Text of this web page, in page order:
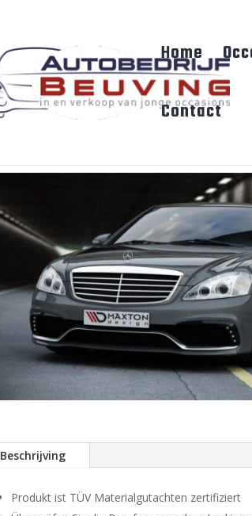
Home
Contact
Beschrijving
Produkt ist TÜV Materialgutachten zertifiziert